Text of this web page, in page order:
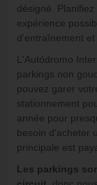
désigné.
expérience
d'entraînement et
L'Autódromo
parkings non
pouvez garer
stationnement
année pour
besoin d'acheter
principale est
Les parkings